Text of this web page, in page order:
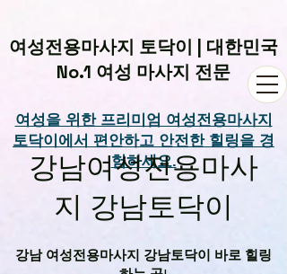
여성전용마사지 토닥이 | 대한민국
No.1 여성 마사지 전문
여성을 위한 프리미엄 여성전용마사지
토닥이에서 편안하고 안전한 힐링을 경
험하세요.
강남여성전용마사
지 강남토닥이
강남 여성전용마사지 강남토닥이 바로 힐링